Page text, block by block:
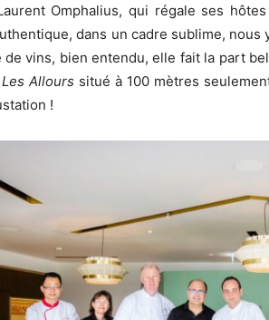
Omphalius, qui régale ses
dans un cadre sublime,
de vins, bien entendu, elle fait la part
Les Allours situé à 100 mètres
!